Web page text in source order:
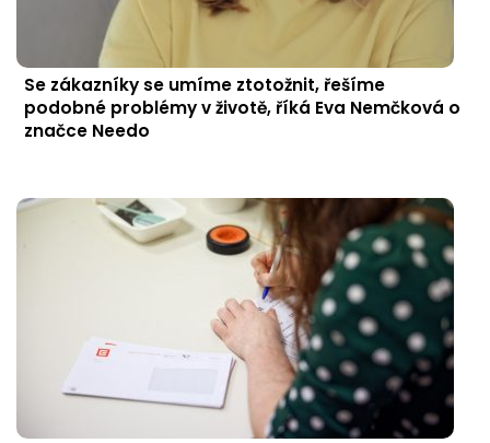
Se zákazníky se umíme ztotožnit, řešíme
podobné problémy v životě, říká Eva Nemčková o
značce Needo